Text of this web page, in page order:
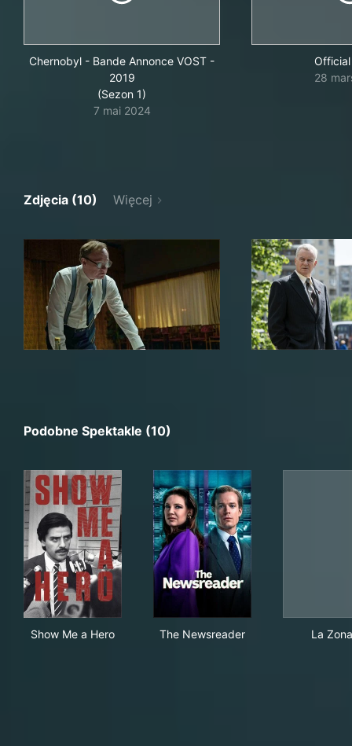
Chernobyl - Bande Annonce VOST -
2019
(Sezon 1)
7 mai 2024
28
Zdjęcia (10) Więcej
Podobne Spektakle (10)
Show Me a Hero The Newsreader La Zona